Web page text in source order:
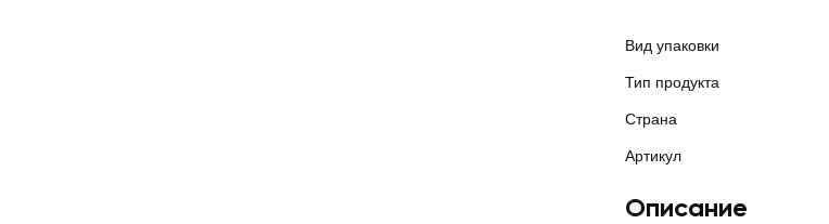
Вид упаковки
Тип продукта
Страна
Артикул
Описание